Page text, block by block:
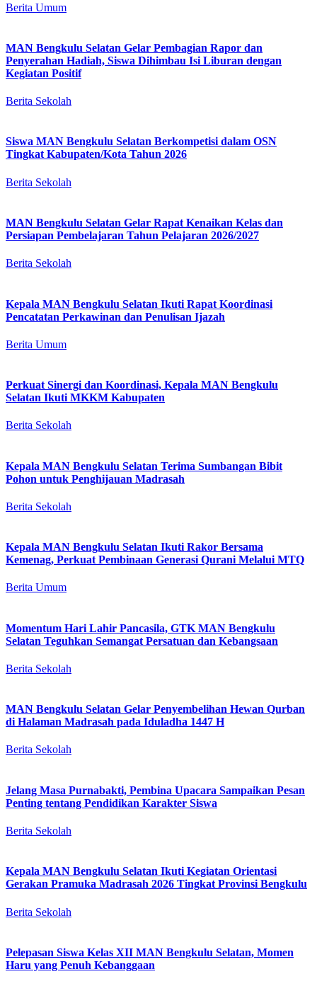
Berita Umum
MAN Bengkulu Selatan Gelar Pembagian Rapor dan
Penyerahan Hadiah, Siswa Dihimbau Isi Liburan dengan
Kegiatan Positif
Berita Sekolah
Siswa MAN Bengkulu Selatan Berkompetisi dalam OSN
Tingkat Kabupaten/Kota Tahun 2026
Berita Sekolah
MAN Bengkulu Selatan Gelar Rapat Kenaikan Kelas dan
Persiapan Pembelajaran Tahun Pelajaran 2026/2027
Berita Sekolah
Kepala MAN Bengkulu Selatan Ikuti Rapat Koordinasi
Pencatatan Perkawinan dan Penulisan Ijazah
Berita Umum
Perkuat Sinergi dan Koordinasi, Kepala MAN Bengkulu
Selatan Ikuti MKKM Kabupaten
Berita Sekolah
Kepala MAN Bengkulu Selatan Terima Sumbangan Bibit
Pohon untuk Penghijauan Madrasah
Berita Sekolah
Kepala MAN Bengkulu Selatan Ikuti Rakor Bersama
Kemenag, Perkuat Pembinaan Generasi Qurani Melalui MTQ
Berita Umum
Momentum Hari Lahir Pancasila, GTK MAN Bengkulu
Selatan Teguhkan Semangat Persatuan dan Kebangsaan
Berita Sekolah
MAN Bengkulu Selatan Gelar Penyembelihan Hewan Qurban
di Halaman Madrasah pada Iduladha 1447 H
Berita Sekolah
Jelang Masa Purnabakti, Pembina Upacara Sampaikan Pesan
Penting tentang Pendidikan Karakter Siswa
Berita Sekolah
Kepala MAN Bengkulu Selatan Ikuti Kegiatan Orientasi
Gerakan Pramuka Madrasah 2026 Tingkat Provinsi Bengkulu
Berita Sekolah
Pelepasan Siswa Kelas XII MAN Bengkulu Selatan, Momen
Haru yang Penuh Kebanggaan